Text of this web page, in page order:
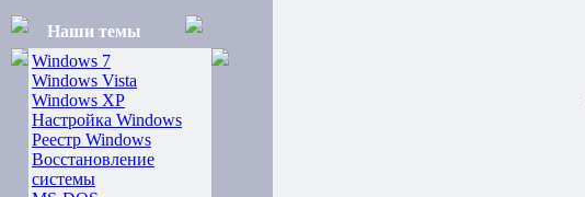
Наши темы
Windows 7
Windows Vista
Windows XP
Настройка Windows
Реестр Windows
Восстановление
системы